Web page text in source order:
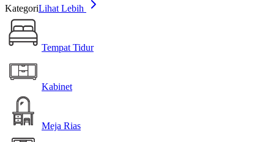
KategoriLihat Lebih
Tempat Tidur
Kabinet
Meja Rias